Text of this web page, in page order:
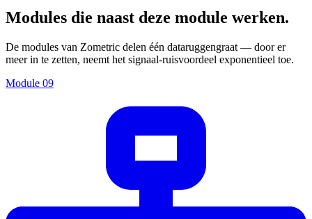
Modules die naast deze module werken.
De modules van Zometric delen één dataruggengraat — door er
meer in te zetten, neemt het signaal-ruisvoordeel exponentieel toe.
Module 09